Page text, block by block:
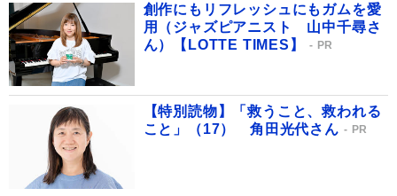
創作にもリフレッシュにもガムを愛
用（ジャズピアニスト 山中千尋さ
ん）【LOTTE TIMES】
PR
【特別読物】「救うこと、救われる
こと」（17） 角田光代さん
PR